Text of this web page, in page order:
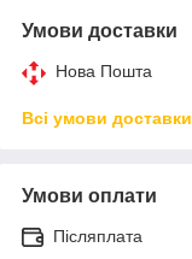
Умови доставки
Нова Пошта
Всі умови доставки
Умови оплати
Післяплата